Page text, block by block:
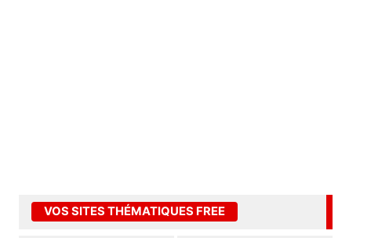
VOS SITES THÉMATIQUES FREE